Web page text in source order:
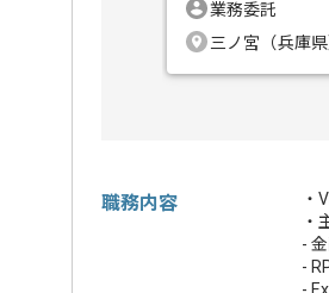
業務委託
三ノ宮（兵庫県
職務内容
・
・
-
-